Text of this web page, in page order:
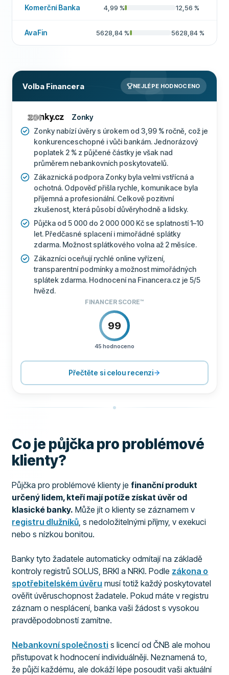
Komerční Banka 4,99 % 12,56 %
AvaFin 5628,84% 5628,84%
Volba Financera NEJLÉPE HODNOCENO
Zonky
Zonky nabízí úvěry s úrokem od 3,99 % ročně, což je
konkurenceschopné i vůči bankám. Jednorázový
poplatek 2 % z půjčené částky je však nad
průměrem nebankovních poskytovatelů.
Zákaznická podpora Zonky byla velmi vstřícná a
ochotná. Odpověď přišla rychle, komunikace byla
příjemná a profesionální. Celkově pozitivní
zkušenost, která působí důvěryhodně a lidsky.
Půjčka od 5 000 do 2 000 000 Kč se splatností 1–10
let. Předčasné splacení i mimořádné splátky
zdarma. Možnost splátkového volna až 2 měsíce.
Zákazníci oceňují rychlé online vyřízení,
transparentní podmínky a možnost mimořádných
splátek zdarma. Hodnocení na Financera.cz je 5/5
hvězd.
FINANCER SCORE™
99
45 hodnoceno
PODMÍNKY 100
Přečtěte si celou recenzi
Co je půjčka pro problémové
klienty?
Půjčka pro problémové klienty jefinanční produkt
určený lidem, kteří mají potíže získat úvěr od
klasické banky. Může jít o klienty se záznamem v
registru dlužníků , s nedoložitelnými příjmy, v exekuci
nebo s nízkou bonitou.
Banky tyto žadatele automaticky odmítají na základě
kontroly registrů SOLUS, BRKI a NRKI. Podle zákona o
spotřebitelském úvěru musí totiž každý poskytovatel
ověřit úvěruschopnost žadatele. Pokud máte v registru
záznam o nesplácení, banka vaši žádost s vysokou
pravděpodobností zamítne.
Nebankovní společnosti s licencí od ČNB ale mohou
přistupovat k hodnocení individuálněji. Neznamená to,
že půjčí každému, ale dokáží lépe posoudit vaši aktuální